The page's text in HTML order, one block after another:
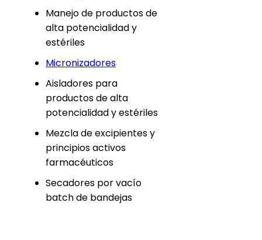
Manejo de productos de
alta potencialidad y
estériles
Micronizadores
Aisladores para
productos de alta
potencialidad y estériles
Mezcla de excipientes y
principios activos
farmacéuticos
Secadores por vacío
batch de bandejas